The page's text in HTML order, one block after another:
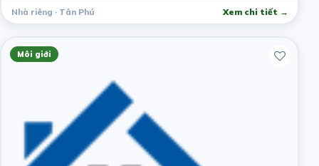
Nhà riêng · Tân Phú Xem chi tiết →
Môi giới